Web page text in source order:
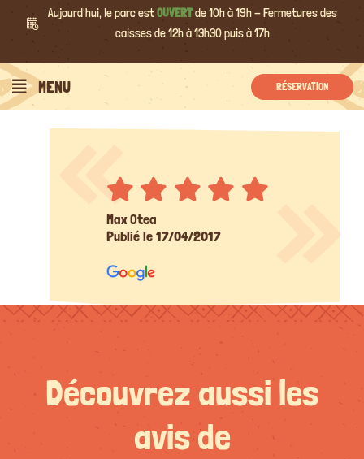
Aujourd'hui, le parc estOUVERTde 10h à 19h - Fermetures des
caisses de 12h à 13h30 puis à 17h
MENU RÉSERVATION
Max Otea
Publié le 17/04/2017
Découvrez aussi les
avis de